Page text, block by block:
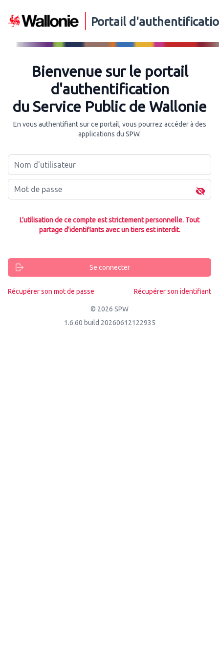
Portail
Bienvenue sur le portail
d'authentification
du Service Public de Wallonie
En vous authentifiant sur ce portail, vous pourrez accéder à des
applications du SPW.
Nom d'utilisateur
Mot de passe
L’utilisation de ce compte est strictement personnelle. Tout
partage d’identifiants avec un tiers est interdit.
Se connecter
Récupérer son mot de passe Récupérer son identifiant
© 2026 SPW
1.6.60 build 20260612122935